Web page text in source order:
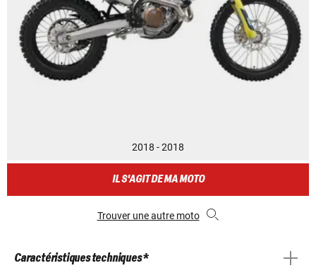
2018 - 2018
IL S'AGIT DE MA MOTO
Trouver une autre moto
Caractéristiques techniques *